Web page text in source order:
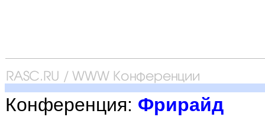
Конференция: Фрирайд